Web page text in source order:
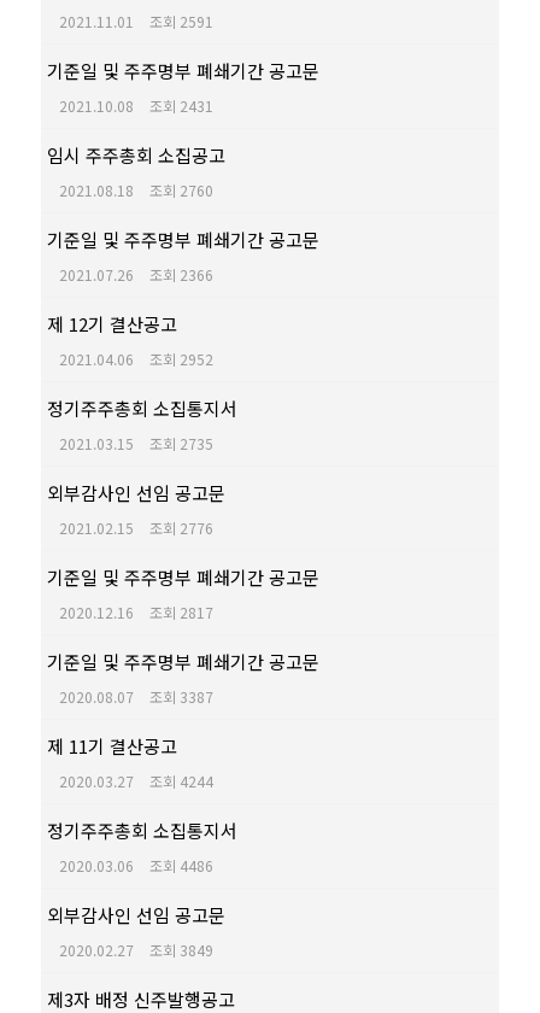
2021.11.01 조회 2591
기준일 및 주주명부 폐쇄기간 공고문
2021.10.08 조회 2431
임시 주주총회 소집공고
2021.08.18 조회 2760
기준일 및 주주명부 폐쇄기간 공고문
2021.07.26 조회 2366
제 12기 결산공고
2021.04.06 조회 2952
정기주주총회 소집통지서
2021.03.15 조회 2735
외부감사인 선임 공고문
2021.02.15 조회 2776
기준일 및 주주명부 폐쇄기간 공고문
2020.12.16 조회 2817
기준일 및 주주명부 폐쇄기간 공고문
2020.08.07 조회 3387
제 11기 결산공고
2020.03.27 조회 4244
정기주주총회 소집통지서
2020.03.06 조회 4486
외부감사인 선임 공고문
2020.02.27 조회 3849
제3자 배정 신주발행공고